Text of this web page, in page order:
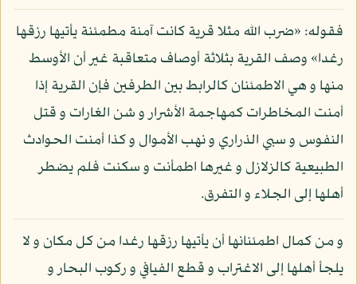
فقوله: «ضرب الله مثلا قرية كانت آمنة مطمئنة يأتيها رزقها
رغدا» وصف القرية بثلاثة أوصاف متعاقبة غير أن الأوسط
منها و هي الاطمئنان كالرابط بين الطرفين فإن القرية إذا
أمنت المخاطرات كمهاجمة الأشرار و شن الغارات و قتل
النفوس و سبي الذراري و نهب الأموال و كذا أمنت الحوادث
الطبيعية كالزلازل و غيرها اطمأنت و سكنت فلم يضطر
أهلها إلى الجلاء و التفرق.
و من كمال اطمئنانها أن يأتيها رزقها رغدا من كل مكان و لا
يلجأ أهلها إلى الاغتراب و قطع الفيافي و ركوب البحار و